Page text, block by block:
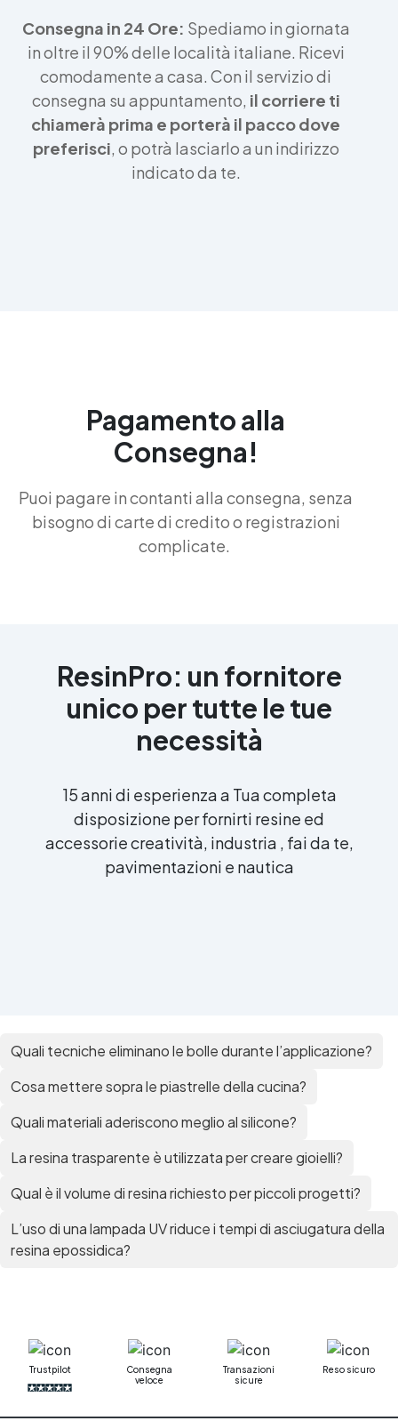
Consegna in 24 Ore: Spediamo in giornata
in oltre il 90% delle località italiane. Ricevi
comodamente a casa. Con il servizio di
consegna su appuntamento, il corriere ti
chiamerà prima e porterà il pacco dove
preferisci, o potrà lasciarlo a un indirizzo
indicato da te.
Pagamento alla
Consegna!
Puoi pagare in contanti alla consegna, senza
bisogno di carte di credito o registrazioni
complicate.
ResinPro: un fornitore
unico per tutte le tue
necessità
15 anni di esperienza a Tua completa
disposizione per fornirti resine ed
accessorie creatività, industria , fai da te,
pavimentazioni e nautica
Quali tecniche eliminano le bolle durante l’applicazione?
Cosa mettere sopra le piastrelle della cucina?
Quali materiali aderiscono meglio al silicone?
La resina trasparente è utilizzata per creare gioielli?
Qual è il volume di resina richiesto per piccoli progetti?
L’uso di una lampada UV riduce i tempi di asciugatura della
resina epossidica?
Trustpilot
Consegna
veloce
Transazioni
sicure
Reso sicuro